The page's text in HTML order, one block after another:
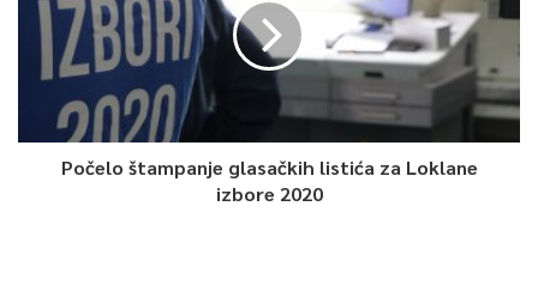
Počelo štampanje glasačkih listića za Loklane
izbore 2020